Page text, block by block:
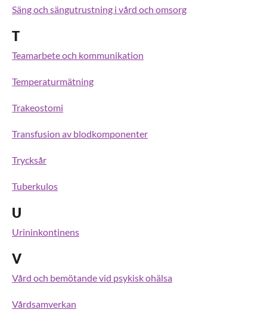
Säng och sängutrustning i vård och omsorg
T
Teamarbete och kommunikation
Temperaturmätning
Trakeostomi
Transfusion av blodkomponenter
Trycksår
Tuberkulos
U
Urininkontinens
V
Vård och bemötande vid psykisk ohälsa
Vårdsamverkan